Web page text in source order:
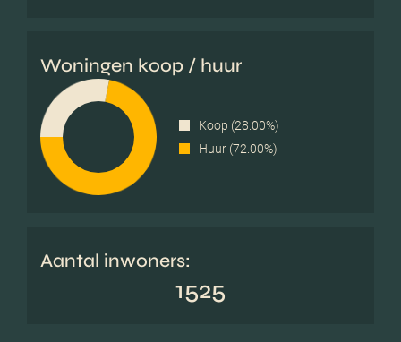
Woningen koop / huur
Koop (28.00%)
Huur (72.00%)
Aantal inwoners:
1525